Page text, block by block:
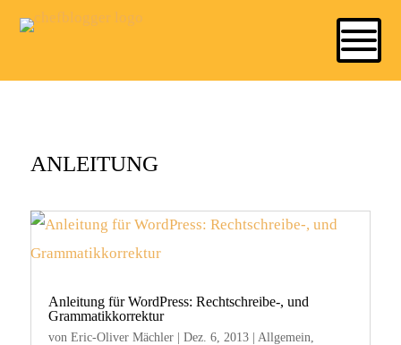
ANLEITUNG
Anleitung für WordPress: Rechtschreibe-, und
Grammatikkorrektur
von Eric-Oliver Mächler| Dez. 6, 2013| Allgemein,